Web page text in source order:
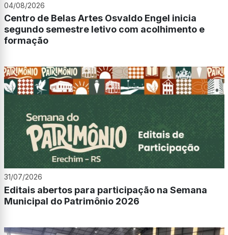
04/08/2026
Centro de Belas Artes Osvaldo Engel inicia
segundo semestre letivo com acolhimento e
formação
31/07/2026
Editais abertos para participação na Semana
Municipal do Patrimônio 2026